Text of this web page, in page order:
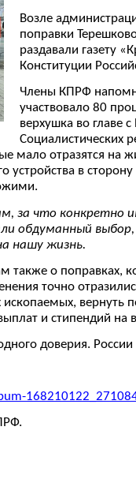
Возле
поправки
раздавали газету
Конституции
Члены КПРФ
участвовало 80
верхушка во главе
Социалистических
мало отразятся на
устройства в
за что конкретно
обдуманный выбор,
нашу жизнь.
также о поправках,
точно
вернуть
и стипендий на
доверия.